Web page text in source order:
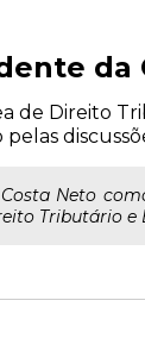
da
de Direito
Neto
Tributário